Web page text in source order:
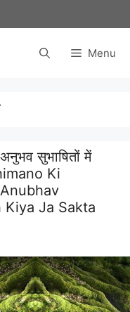
Menu
अनुभव सुभाषितों में
Ki
Ja Sakta